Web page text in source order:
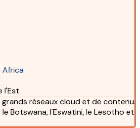
Africa
l'Est
grands réseaux cloud et de contenu.
le Botswana, l'Eswatini, le Lesotho et